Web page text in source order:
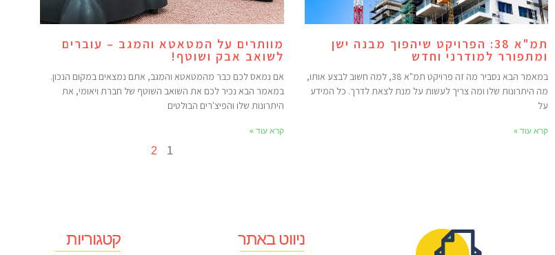
תמ"א 38: הפרויקט שיהפוך מבנה ישן
ומתפורר למודרני וחדש
במאמר הבא נסביר מה זה פרויקט תמ"א 38, למה חשוב לבצע אותו,
מה היתרונות שלו ומה צריך לעשות על מנת לצאת לדרך. כל המידע
על
קרא עוד »
מוותרים על המטאטא והמגב – עוברים
לשואב אבק ושוטף!
אם נמאס לכם כבר מהמטאטא והמגב, אתם נמצאים במקום הנכון.
במאמר הבא נכיר לכם את השואב השוטף של חברת ויאומי, את
היתרונות שלו והפיצ'רים הבולטים
קרא עוד »
1
2
ניווט באתר קטגוריות